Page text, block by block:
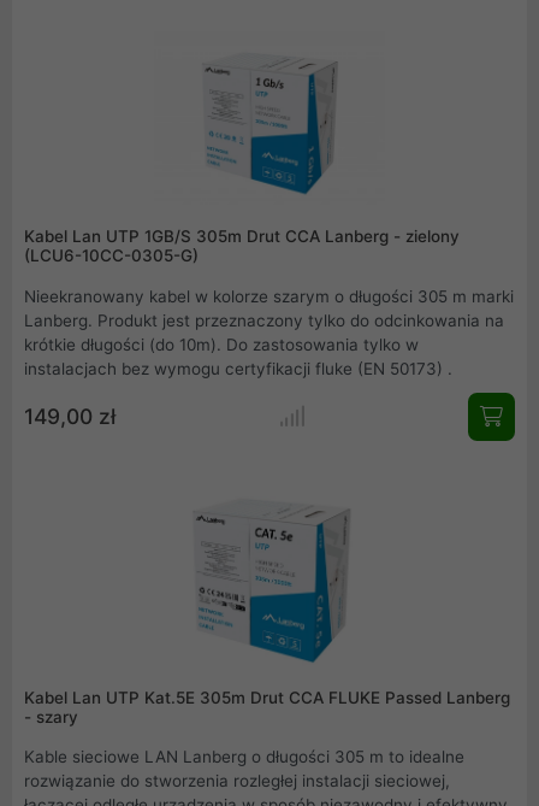
Kabel Lan UTP 1GB/S 305m Drut CCA Lanberg - zielony
(LCU6-10CC-0305-G)
Nieekranowany kabel w kolorze szarym o długości 305 m marki
Lanberg. Produkt jest przeznaczony tylko do odcinkowania na
krótkie długości (do 10m). Do zastosowania tylko w
instalacjach bez wymogu certyfikacji fluke (EN 50173) .
149,00 zł
Kabel Lan UTP Kat.5E 305m Drut CCA FLUKE Passed Lanberg
- szary
Kable sieciowe LAN Lanberg o długości 305 m to idealne
rozwiązanie do stworzenia rozległej instalacji sieciowej,